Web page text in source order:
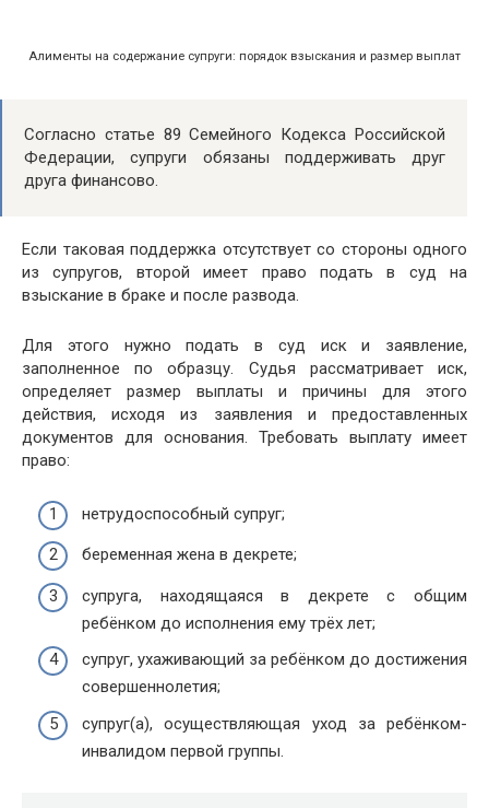
Алименты на содержание супруги: порядок взыскания и размер выплат
Согласно статье 89 Семейного Кодекса Российской
Федерации, супруги обязаны поддерживать друг
друга финансово.
Если таковая поддержка отсутствует со стороны одного
из супругов, второй имеет право подать в суд на
взыскание в браке и после развода.
Для этого нужно подать в суд иск и заявление,
заполненное по образцу. Судья рассматривает иск,
определяет размер выплаты и причины для этого
действия, исходя из заявления и предоставленных
документов для основания. Требовать выплату имеет
право:
нетрудоспособный супруг;
беременная жена в декрете;
супруга, находящаяся в декрете с общим
ребёнком до исполнения ему трёх лет;
супруг, ухаживающий за ребёнком до достижения
совершеннолетия;
супруг(а), осуществляющая уход за ребёнком-
инвалидом первой группы.